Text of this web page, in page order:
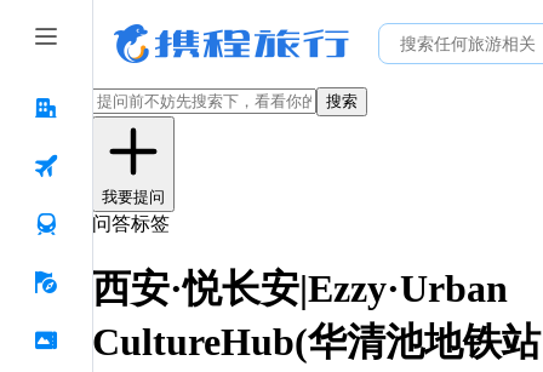
搜索
我要提问
问答标签
西安·悦长安|Ezzy·Urban
CultureHub(华清池地铁站